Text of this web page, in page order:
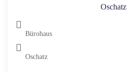
Oschatz
Bürohaus
Oschatz